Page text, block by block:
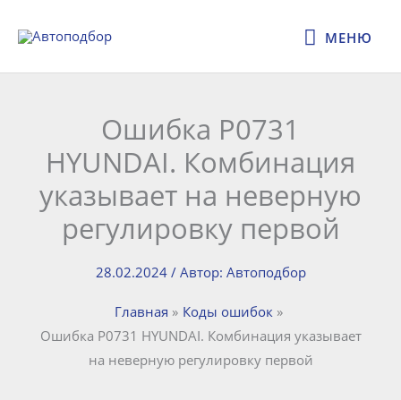
МЕНЮ
МЕНЮ
Ошибка P0731
HYUNDAI. Комбинация
указывает на неверную
регулировку первой
28.02.2024 / Автор: Автоподбор
Главная
Коды ошибок
Ошибка P0731 HYUNDAI. Комбинация указывает
на неверную регулировку первой